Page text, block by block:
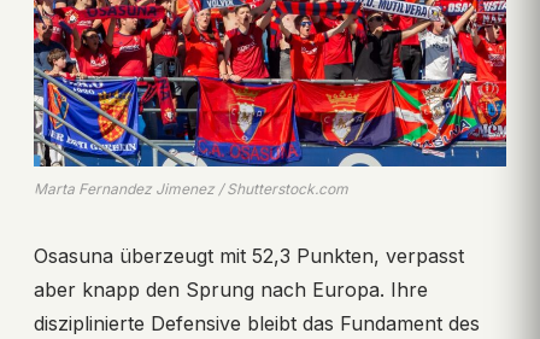
Marta Fernandez Jimenez / Shutterstock.com
Osasuna überzeugt mit 52,3 Punkten, verpasst
aber knapp den Sprung nach Europa. Ihre
disziplinierte Defensive bleibt das Fundament des